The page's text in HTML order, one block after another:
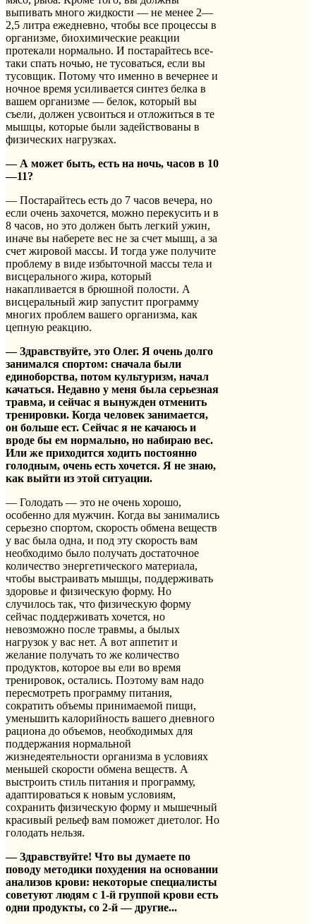
выпивать много жидкости — не менее 2—
2,5 литра ежедневно, чтобы все процессы в
организме, биохимические реакции
протекали нормально. И постарайтесь все-
таки спать ночью, не тусоваться, если вы
тусовщик. Потому что именно в вечернее и
ночное время усиливается синтез белка в
вашем организме — белок, который вы
съели, должен усвоиться и отложиться в те
мышцы, которые были задействованы в
физических нагрузках.
— А может быть, есть на ночь, часов в 10
—11?
— Постарайтесь есть до 7 часов вечера, но
если очень захочется, можно перекусить и в
8 часов, но это должен быть легкий ужин,
иначе вы наберете вес не за счет мышц, а за
счет жировой массы. И тогда уже получите
проблему в виде избыточной массы тела и
висцерального жира, который
накапливается в брюшной полости. А
висцеральный жир запустит программу
многих проблем вашего организма, как
цепную реакцию.
— Здравствуйте, это Олег. Я очень долго
занимался спортом: сначала были
единоборства, потом культуризм, начал
качаться. Недавно у меня была серьезная
травма, и сейчас я вынужден отменить
тренировки. Когда человек занимается,
он больше ест. Сейчас я не качаюсь и
вроде бы ем нормально, но набираю вес.
Или же приходится ходить постоянно
голодным, очень есть хочется. Я не знаю,
как выйти из этой ситуации.
— Голодать — это не очень хорошо,
особенно для мужчин. Когда вы занимались
серьезно спортом, скорость обмена веществ
у вас была одна, и под эту скорость вам
необходимо было получать достаточное
количество энергетического материала,
чтобы выстраивать мышцы, поддерживать
здоровье и физическую форму. Но
случилось так, что физическую форму
сейчас поддерживать хочется, но
невозможно после травмы, а былых
нагрузок у вас нет. А вот аппетит и
желание получать то же количество
продуктов, которое вы ели во время
тренировок, остались. Поэтому вам надо
пересмотреть программу питания,
сократить объемы принимаемой пищи,
уменьшить калорийность вашего дневного
рациона до объемов, необходимых для
поддержания нормальной
жизнедеятельности организма в условиях
меньшей скорости обмена веществ. А
выстроить стиль питания и программу,
адаптироваться к новым условиям,
сохранить физическую форму и мышечный
красивый рельеф вам поможет диетолог. Но
голодать нельзя.
— Здравствуйте! Что вы думаете по
поводу методики похудения на основании
анализов крови: некоторые специалисты
советуют людям с 1-й группой крови есть
одни продукты, со 2-й — другие...